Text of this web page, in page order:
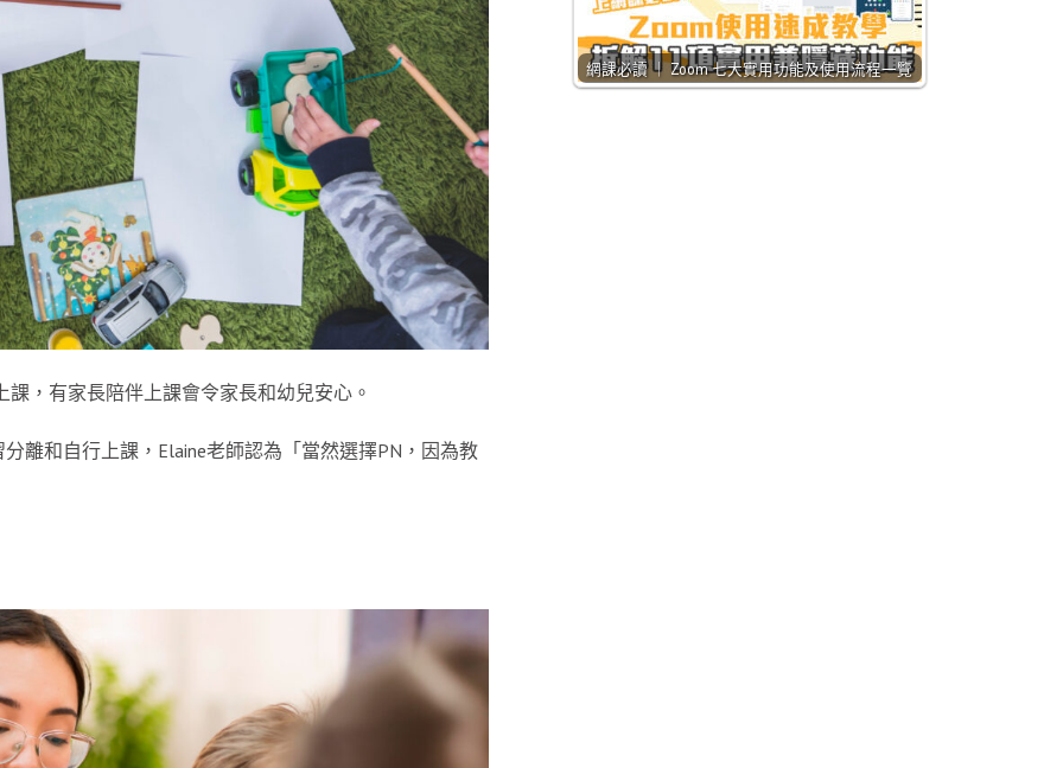
，有家長陪伴上課會令家長和幼兒安心。
離和自行上課，Elaine老師認為「當然選擇PN，因為教
網課必讀 ｜ Zoom 七大實用功能及使用流程一覽